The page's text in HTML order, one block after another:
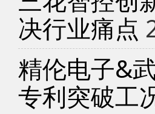
决行业痛点
精伦电子&
专利突破工